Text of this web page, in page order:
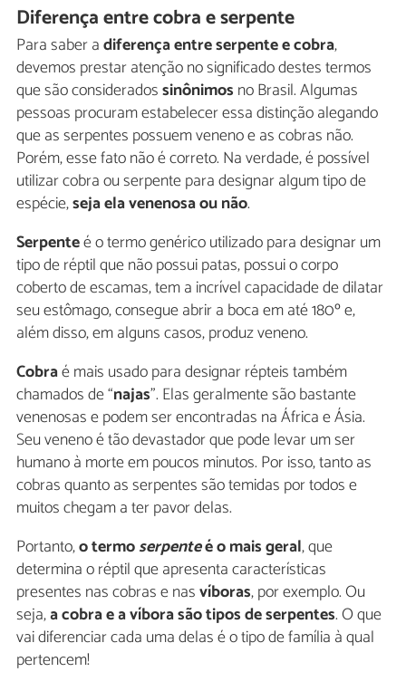
Diferença entre cobra e serpente
Para saber adiferença entre serpente e cobra,
devemos prestar atenção no significado destes termos
que são consideradossinônimos no Brasil. Algumas
pessoas procuram estabelecer essa distinção alegando
que as serpentes possuem veneno e as cobras não.
Porém, esse fato não é correto. Na verdade, é possível
utilizar cobra ou serpente para designar algum tipo de
espécie,seja ela venenosa ou não.
Serpenteé o termo genérico utilizado para designar um
tipo de réptil que não possui patas, possui o corpo
coberto de escamas, tem a incrível capacidade de dilatar
seu estômago, consegue abrir a boca em até 180º e,
além disso, em alguns casos, produz veneno.
Cobraé mais usado para designar répteis também
chamados de “najas”. Elas geralmente são bastante
venenosas e podem ser encontradas na África e Ásia.
Seu veneno é tão devastador que pode levar um ser
humano à morte em poucos minutos. Por isso, tanto as
cobras quanto as serpentes são temidas por todos e
muitos chegam a ter pavor delas.
Portanto,o termoserpenteé o mais geral, que
determina o réptil que apresenta características
presentes nas cobras e nasvíboras, por exemplo. Ou
seja,a cobra e a víbora são tipos de serpentes. O que
vai diferenciar cada uma delas é o tipo de família à qual
pertencem!